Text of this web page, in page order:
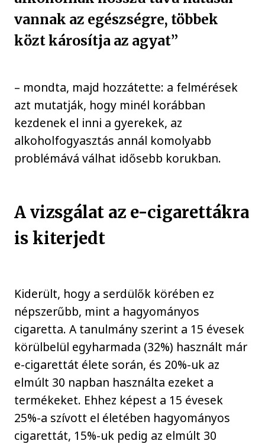
vannak az egészségre, többek
közt károsítja az agyat”
– mondta, majd hozzátette: a felmérések
azt mutatják, hogy minél korábban
kezdenek el inni a gyerekek, az
alkoholfogyasztás annál komolyabb
problémává válhat idősebb korukban.
A vizsgálat az e-cigarettákra
is kiterjedt
Kiderült, hogy a serdülők körében ez
népszerűbb, mint a hagyományos
cigaretta. A tanulmány szerint a 15 évesek
körülbelül egyharmada (32%) használt már
e-cigarettát élete során, és 20%-uk az
elmúlt 30 napban használta ezeket a
termékeket. Ehhez képest a 15 évesek
25%-a szívott el életében hagyományos
cigarettát, 15%-uk pedig az elmúlt 30